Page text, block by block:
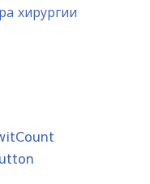
хирургии